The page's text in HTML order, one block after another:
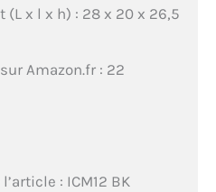
x l x h) : 28 x 20 x 26,5
Amazon.fr : 22
: ICM12 BK